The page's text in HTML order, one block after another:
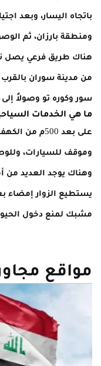
باتجاه اليسار، وبعد
ومنطقة بارزان، ثم
هناك طريق فرعي يصل
من مدينة سوران
سور وكوره تو وصولاً
ما هي الخدمات
على بعد 500م
وموقف للسيارات،
وهناك يوجد العديد من
يستطيع الزوار إمضاء
مشبك لمنع دخول
مواقع